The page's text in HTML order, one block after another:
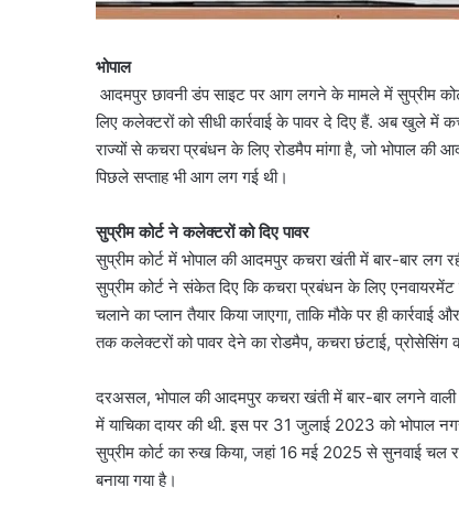
भोपाल
आदमपुर छावनी डंप साइट पर आग लगने के मामले में सुप्रीम
लिए कलेक्टरों को सीधी कार्रवाई के पावर दे दिए हैं. अब खुले में
राज्यों से कचरा प्रबंधन के लिए रोडमैप मांगा है, जो भोपाल
पिछले सप्ताह भी आग लग गई थी।
सुप्रीम कोर्ट ने कलेक्टरों को दिए पावर
सुप्रीम कोर्ट में भोपाल की आदमपुर कचरा खंती में बार-बार
सुप्रीम कोर्ट ने संकेत दिए कि कचरा प्रबंधन के लिए
चलाने का प्लान तैयार किया जाएगा, ताकि मौके पर ही
तक कलेक्टरों को पावर देने का रोडमैप, कचरा छंटाई, प्रोसेसिंग
दरअसल, भोपाल की आदमपुर कचरा खंती में बार-बार लगने
में याचिका दायर की थी. इस पर 31 जुलाई 2023 को भोपाल
सुप्रीम कोर्ट का रुख किया, जहां 16 मई 2025 से सुनवाई चल
बनाया गया है।